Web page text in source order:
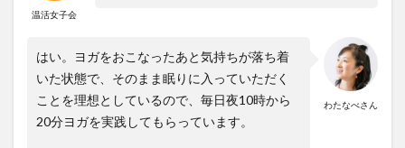
温活女子会
わたなべさん
はい。ヨガをおこなったあと気持ちが落ち着
いた状態で、そのまま眠りに入っていただく
ことを理想としているので、毎日夜10時から
20分ヨガを実践してもらっています。